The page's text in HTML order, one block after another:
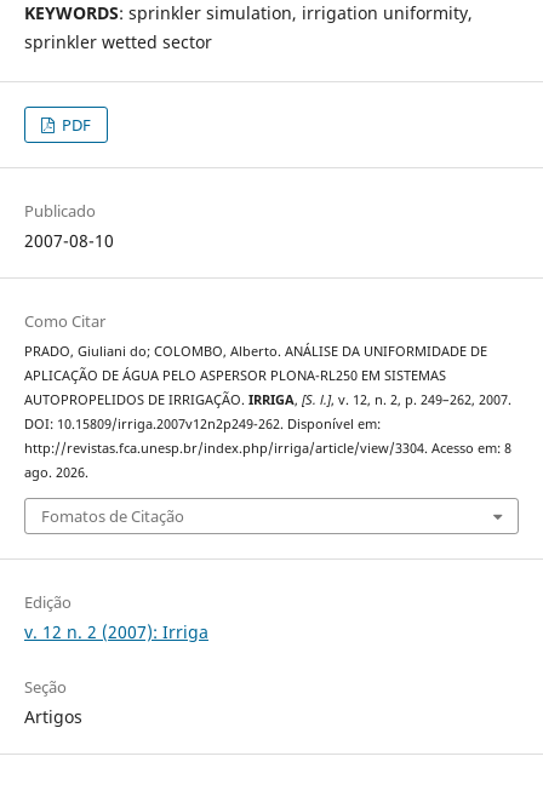
KEYWORDS: sprinkler simulation, irrigation uniformity,
sprinkler wetted sector
PDF
Publicado
2007-08-10
Como Citar
PRADO, Giuliani do; COLOMBO, Alberto. ANÁLISE DA UNIFORMIDADE DE
APLICAÇÃO DE ÁGUA PELO ASPERSOR PLONA-RL250 EM SISTEMAS
AUTOPROPELIDOS DE IRRIGAÇÃO. IRRIGA, [S. l.], v. 12, n. 2, p. 249–262, 2007.
DOI: 10.15809/irriga.2007v12n2p249-262. Disponível em:
http://revistas.fca.unesp.br/index.php/irriga/article/view/3304. Acesso em: 8
ago. 2026.
Fomatos de Citação
Edição
v. 12 n. 2 (2007): Irriga
Seção
Artigos